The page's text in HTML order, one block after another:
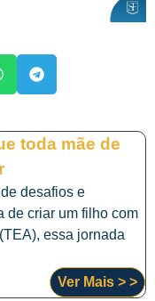
toda mãe de
desafios e
de criar um filho com
essa jornada
Ver Mais > >